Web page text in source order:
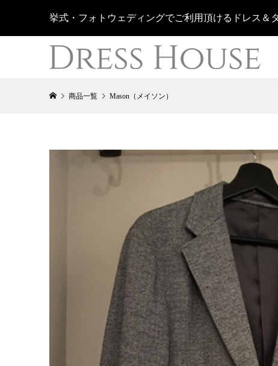
挙式・フォトウェディングでご利用頂けるドレス＆
商品一覧 Mason（メイソン）